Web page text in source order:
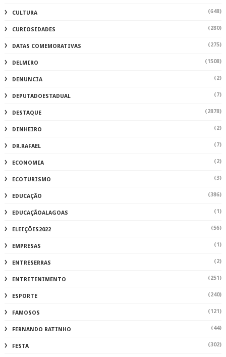
CULTURA (648)
CURIOSIDADES (280)
DATAS COMEMORATIVAS (275)
DELMIRO (1508)
DENUNCIA (2)
DEPUTADOESTADUAL (7)
DESTAQUE (2878)
DINHEIRO (2)
DR.RAFAEL (7)
ECONOMIA (2)
ECOTURISMO (3)
EDUCAÇÃO (386)
EDUCAÇÃOALAGOAS (1)
ELEIÇÕES2022 (56)
EMPRESAS (1)
ENTRESERRAS (2)
ENTRETENIMENTO (251)
ESPORTE (240)
FAMOSOS (121)
FERNANDO RATINHO (44)
FESTA (302)